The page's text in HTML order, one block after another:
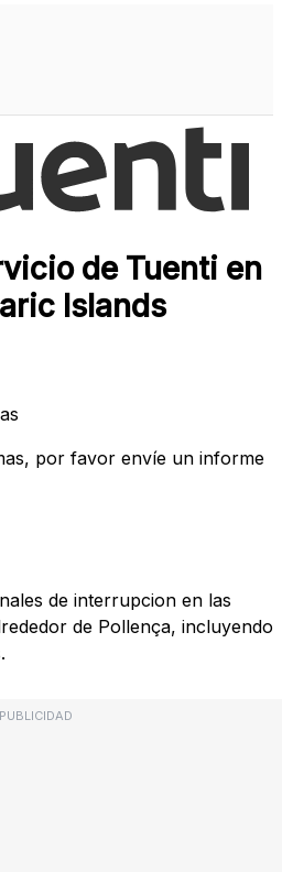
de Tuenti en
Islands
por favor envíe un informe
de interrupcion en las
de Pollença, incluyendo
PUBLICIDAD